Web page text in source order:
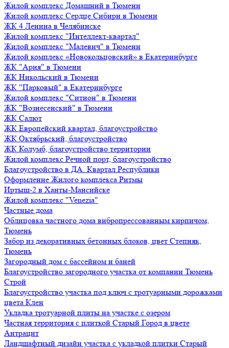
Жилой комплекс Домашний в Тюмени
Жилой комплекс Сердце Сибири в Тюмени
ЖК 4 Ленина в Челябинске
Жилой комплекс "Интеллект-квартал"
Жилой комплекс "Малевич" в Тюмени
Жилой комплекс «Новокольцовский» в Екатеринбурге
ЖК "Ария" в Тюмени
ЖК Никольский в Тюмени
ЖК "Парковый" в Екатеринбурге
Жилой комплекс "Ситион" в Тюмени
ЖК "Вознесенский" в Тюмени
ЖК Салют
ЖК Европейский квартал, благоустройство
ЖК Октябрьский, благоустройство
ЖК Колумб, благоустройство территории
Жилой комплекс Речной порт, благоустройство
Благоустройство в ДА. Квартал Республики
Оформление Жилого комплекса Ритмы
Иртыш-2 в Ханты-Мансийске
Жилой комплекс "Venezia"
Частные дома
Облицовка частного дома вибропрессованным кирпичом,
Тюмень
Забор из декоративных бетонных блоков, цвет Степняк,
Тюмень
Загородный дом с бассейном и баней
Благоустройство загородного участка от компании Тюмень
Строй
Благоустройство участка под ключ с тротуарными дорожками
цвета Клен
Укладка тротуарной плиты на участке с озером
Частная территория с плиткой Старый Город в цвете
Антрацит
Ландшафтный дизайн участка с укладкой плитки Старый